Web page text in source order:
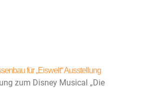
für „Eiswelt“ Ausstellung
zum Disney Musical „Die